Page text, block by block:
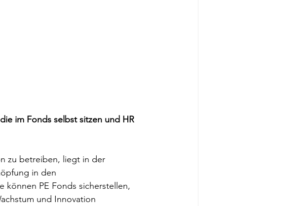
im Fonds selbst sitzen und HR
zu betreiben, liegt in der
in den
können PE Fonds sicherstellen,
und Innovation